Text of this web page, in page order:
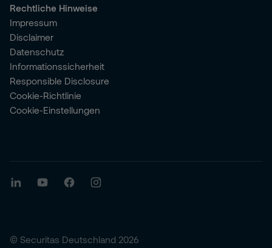
Rechtliche Hinweise
Impressum
Disclaimer
Datenschutz
Informationssicherheit
Responsible Disclosure
Cookie-Richtlinie
Cookie-Einstellungen
© Securitas Deutschland 2026